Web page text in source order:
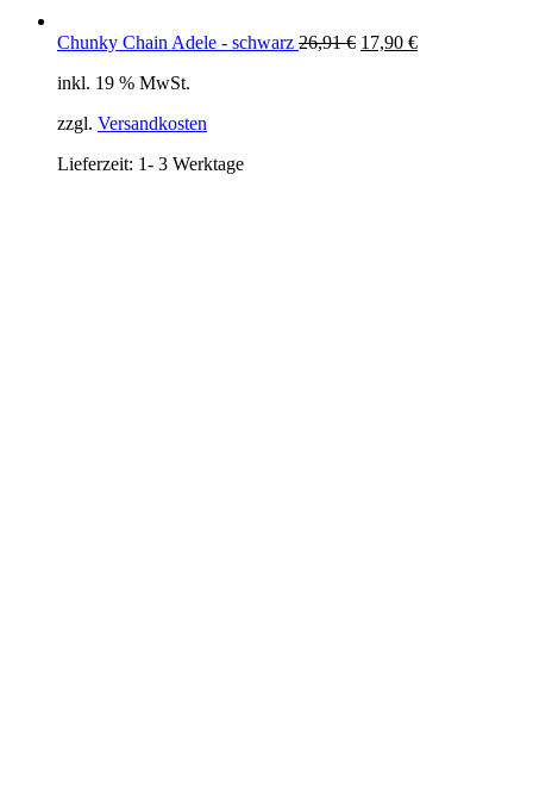
Chunky Chain Adele - schwarz 26,91€ Ursprünglicher
17,90 €Aktueller
inkl. 19 % MwSt.
zzgl. Versandkosten
Lieferzeit: 1- 3 Werktage